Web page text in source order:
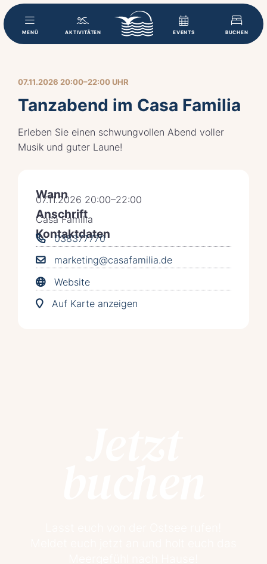
MENÜ AKTIVITÄTEN EVENTS BUCHEN
07.11.2026 20:00–22:00 UHR
Tanzabend im Casa Familia
Erleben Sie einen schwungvollen Abend voller
Musik und guter Laune!
Wann
07.11.2026 20:00–22:00
Anschrift
Casa Familia
Kontaktdaten
038377770
marketing@casafamilia.de
Website
Auf Karte anzeigen